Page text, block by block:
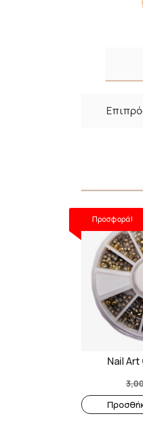
Προσφορά!
Nail Art